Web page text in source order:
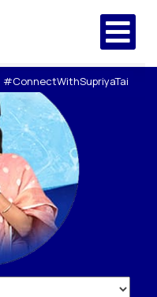
#ConnectWithSupriyaTai